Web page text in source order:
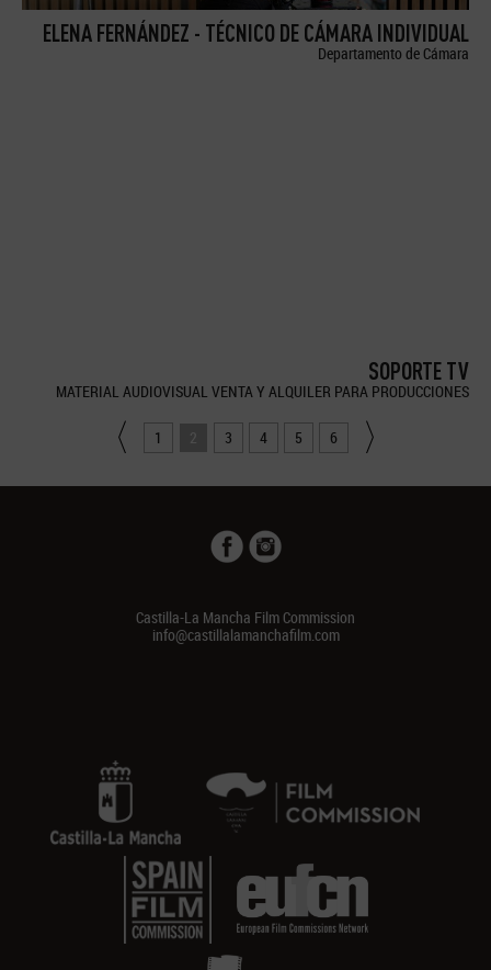
ELENA FERNÁNDEZ - TÉCNICO DE CÁMARA INDIVIDUAL
Departamento de Cámara
SOPORTE TV
MATERIAL AUDIOVISUAL VENTA Y ALQUILER PARA PRODUCCIONES
1 2 3 4 5 6
Castilla-La Mancha Film Commission
info@castillalamanchafilm.com